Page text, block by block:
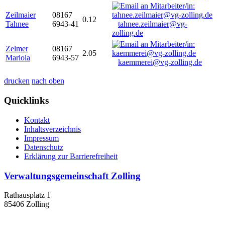
Zeilmaier
Tahnee
08167
6943-41
0.12
tahnee.zeilmaier@vg-
zolling.de
Zelmer
Mariola
08167
6943-57
2.05
kaemmerei@vg-zolling.de
drucken nach oben
Quicklinks
Kontakt
Inhaltsverzeichnis
Impressum
Datenschutz
Erklärung zur Barrierefreiheit
Verwaltungsgemeinschaft Zolling
Rathausplatz 1
85406 Zolling